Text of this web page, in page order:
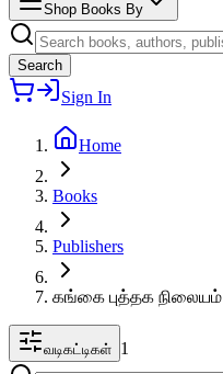
Shop Books By
Search
Sign In
Home
Books
Publishers
கங்கை புத்தக நிலையம்
வடிகட்டிகள் 1